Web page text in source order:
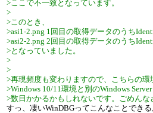
>ここで不一致となっています。
>
>このとき、
>asi1-2.png 1回目の取得データのうち
>asi2-2.png 2回目の取得データのうち
>となっていました。
>
>
>再現頻度も変わりますので、こちらの環
>Windows 10/11環境と別のWindows
>数日かかるかもしれないです。ごめんな
すっ、凄いWinDBGってこんなことできる